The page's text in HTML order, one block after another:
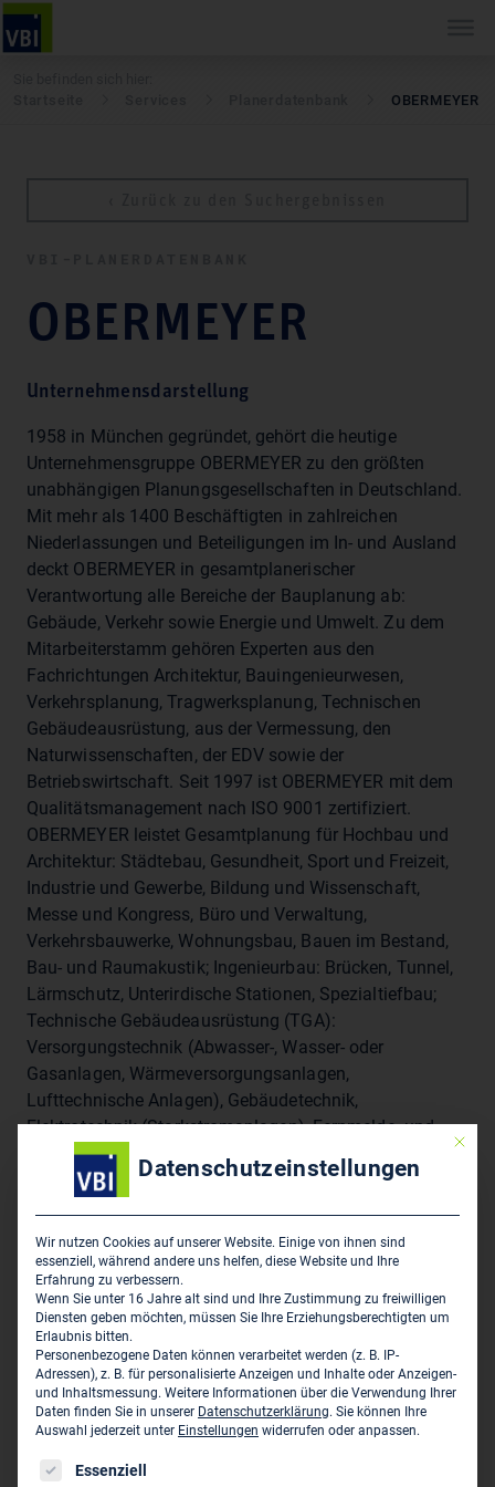
OBERMEYER
OBERMEYER
Unternehmensdarstellung
1958 in München gegründet, gehört die heutige
Unternehmensgruppe OBERMEYER zu den größten
unabhängigen Planungsgesellschaften in Deutschland.
Mit mehr als 1400 Beschäftigten in zahlreichen
Niederlassungen und Beteiligungen im In- und Ausland
deckt OBERMEYER in gesamtplanerischer
Verantwortung alle Bereiche der Bauplanung ab:
Gebäude, Verkehr sowie Energie und Umwelt. Zu dem
Mitarbeiterstamm gehören Experten aus den
Fachrichtungen Architektur, Bauingenieurwesen,
Verkehrsplanung, Tragwerksplanung, Technischen
Gebäudeausrüstung, aus der Vermessung, den
Naturwissenschaften, der EDV sowie der
Betriebswirtschaft. Seit 1997 ist OBERMEYER mit dem
Qualitätsmanagement nach ISO 9001 zertifiziert.
OBERMEYER leistet Gesamtplanung für Hochbau und
Architektur: Städtebau, Gesundheit, Sport und Freizeit,
Industrie und Gewerbe, Bildung und Wissenschaft,
Messe und Kongress, Büro und Verwaltung,
Verkehrsbauwerke, Wohnungsbau, Bauen im Bestand,
Bau- und Raumakustik; Ingenieurbau: Brücken, Tunnel,
Lärmschutz, Unterirdische Stationen, Spezialtiefbau;
Technische Gebäudeausrüstung (TGA):
Versorgungstechnik (Abwasser-, Wasser- oder
Gasanlagen, Wärmeversorgungsanlagen,
Lufttechnische Anlagen), Gebäudetechnik,
Elektrotechnik (Starkstromanlagen), Fernmelde- und
informationstechnische Anlagen, Medientechnik,
Förderanlagen, Nutzungsspezifische Anlagen,
Schiene, Technische Ausrüstung, Verkehrsplanung;
Flughafen: Masterplanung, Terminals & Gebäude,
Flugbetriebsflächen, Landseitige Erschließung; Wasser-
und Abfallwirtschaft: Abfallwirtschaft,
Abwasserreinigung, Erschließung, Gewässer- und
Hochwasserschutz, Wasser-Abfallwirtschaft,
Wasserversorgung, Siedlungsentwässerung;
Immissionsschutz: Schallimmissionsschutz,
Untersuchungen; Nachhaltiges Bauen: Energieeffizienz,
Mit
Datenschutzeinstellungen
Wir nutzen Cookies auf unserer Website. Einige von ihnen sind
essenziell, während andere uns helfen, diese Website und Ihre
Erfahrung zu verbessern.
Wenn Sie unter 16 Jahre alt sind und Ihre Zustimmung zu freiwilligen
Diensten geben möchten, müssen Sie Ihre Erziehungsberechtigten um
Erlaubnis bitten.
Personenbezogene Daten können verarbeitet werden (z. B. IP-
Adressen), z. B. für personalisierte Anzeigen und Inhalte oder Anzeigen-
und Inhaltsmessung. Weitere Informationen über die Verwendung Ihrer
Daten finden Sie in unserer Datenschutzerklärung. Sie können Ihre
Auswahl jederzeit unter Einstellungen widerrufen oder anpassen.
Es folgt eine Liste der Service-Gruppen, für die eine
Essenziell